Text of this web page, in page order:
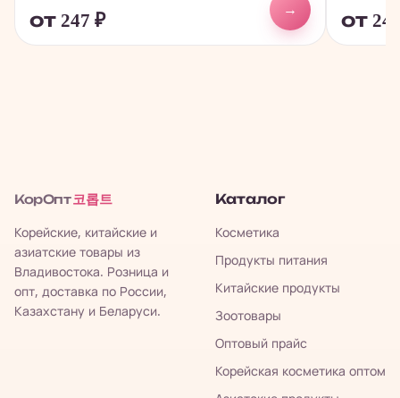
от 247 ₽
→
от
КорОпт 코롭트
Корейские, китайские и
азиатские товары из
Владивостока. Розница и
опт, доставка по России,
Казахстану и Беларуси.
Каталог
Косметика
Продукты питания
Китайские продукты
Зоотовары
Оптовый прайс
Корейская косметика оптом